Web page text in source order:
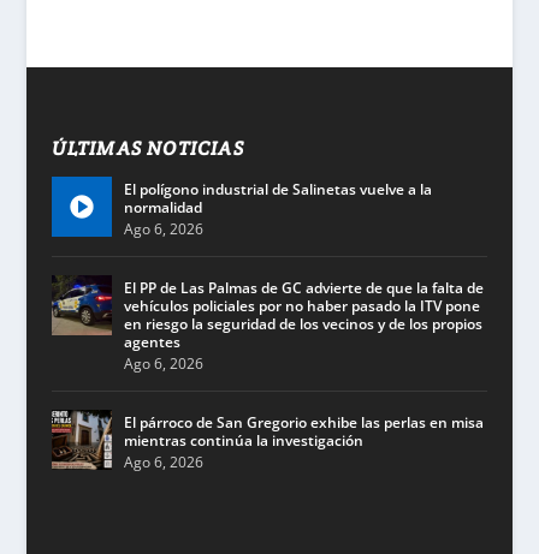
ÚLTIMAS NOTICIAS
El polígono industrial de Salinetas vuelve a la
normalidad
Ago 6, 2026
El PP de Las Palmas de GC advierte de que la falta de
vehículos policiales por no haber pasado la ITV pone
en riesgo la seguridad de los vecinos y de los propios
agentes
Ago 6, 2026
El párroco de San Gregorio exhibe las perlas en misa
mientras continúa la investigación
Ago 6, 2026